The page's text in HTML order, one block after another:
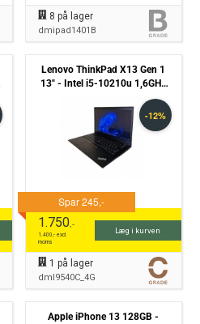
8 på lager
dmipad1401B
Lenovo ThinkPad X13 Gen 1
13" - Intel i5-10210u 1,6GHz
256GB NVMe 16GB Win11 Pro
- Touchskærm - Kamera Defekt
- Grade C
1.750,-
1.400,- excl.
moms
Læg i kurven
1 på lager
dml9540C_4G
Apple iPhone 13 128GB -